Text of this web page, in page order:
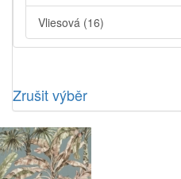
Vliesová (16)
Zrušit výběr